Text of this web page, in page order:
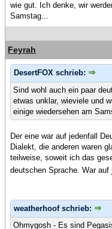
wie gut. Ich denke, wir
Samstag...
Feyrah
DesertFOX schrieb:
Sind wohl auch ein paar
etwas unklar, wieviele und
einige wiedersehen am
Der eine war auf jedenfall
Dialekt, die anderen waren
teilweise, soweit ich das
deutschen Sprache. War auf
weatherhoof schrieb:
Ohmygosh - Es sind